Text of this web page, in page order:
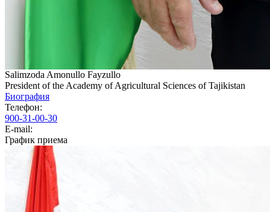
Salimzoda Amonullo Fayzullo
President of the Academy of Agricultural Sciences of Tajikistan
Биография
Телефон:
900-31-00-30
E-mail:
График приема